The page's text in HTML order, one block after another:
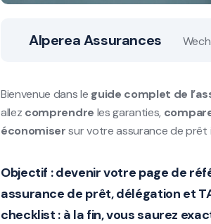
Alperea Assurances
Bienvenue dans le guide complet de
allez comprendre les garanties,
économisersur votre assurance de prêt
Objectif :devenir votre page de
assurance de prêt,délégation et
checklist : à la fin, vous saurez